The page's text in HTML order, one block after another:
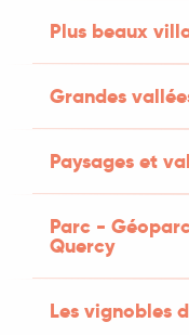
Plus beaux
Grandes
Paysages et
Parc -
Quercy
Les vignobles
DE VARIÉTÉ REPAS